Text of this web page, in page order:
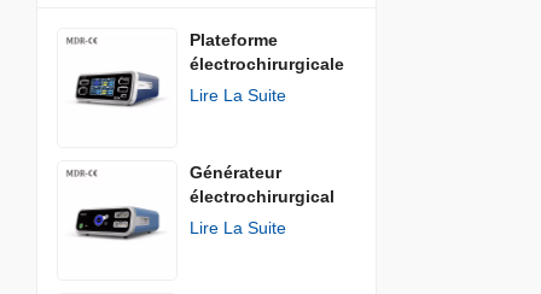
Plateforme
électrochirurgicale
Lire La Suite
Générateur
électrochirurgical
AGISEAL
Lire La Suite